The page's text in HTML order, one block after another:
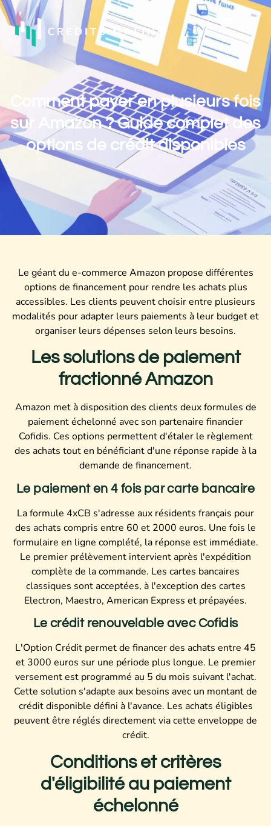
Comment payer en plusieurs fois
sur Amazon ? Guide complet des
options de crédit disponibles
Le géant du e-commerce Amazon propose différentes
options de financement pour rendre les achats plus
accessibles. Les clients peuvent choisir entre plusieurs
modalités pour adapter leurs paiements à leur budget et
organiser leurs dépenses selon leurs besoins.
Les solutions de paiement
fractionné Amazon
Amazon met à disposition des clients deux formules de
paiement échelonné avec son partenaire financier
Cofidis. Ces options permettent d'étaler le règlement
des achats tout en bénéficiant d'une réponse rapide à la
demande de financement.
Le paiement en 4 fois par carte bancaire
La formule 4xCB s'adresse aux résidents français pour
des achats compris entre 60 et 2000 euros. Une fois le
formulaire en ligne complété, la réponse est immédiate.
Le premier prélèvement intervient après l'expédition
complète de la commande. Les cartes bancaires
classiques sont acceptées, à l'exception des cartes
Electron, Maestro, American Express et prépayées.
Le crédit renouvelable avec Cofidis
L'Option Crédit permet de financer des achats entre 45
et 3000 euros sur une période plus longue. Le premier
versement est programmé au 5 du mois suivant l'achat.
Cette solution s'adapte aux besoins avec un montant de
crédit disponible défini à l'avance. Les achats éligibles
peuvent être réglés directement via cette enveloppe de
crédit.
Conditions et critères
d'éligibilité au paiement
échelonné